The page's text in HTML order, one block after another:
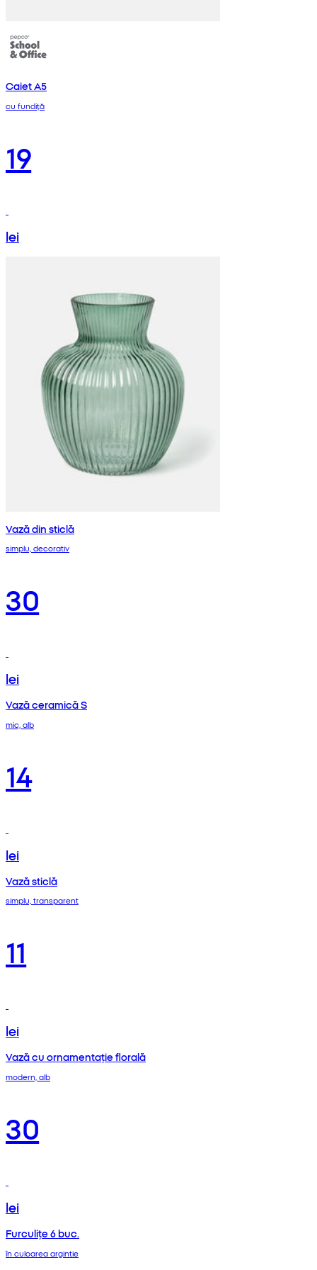
Caiet A5
cu fundiță
19
lei
Vază din sticlă
simplu, decorativ
30
lei
Vază ceramică S
mic, alb
14
lei
Vază sticlă
simplu, transparent
11
lei
Vază cu ornamentație florală
modern, alb
30
lei
Furculițe 6 buc.
în culoarea argintie